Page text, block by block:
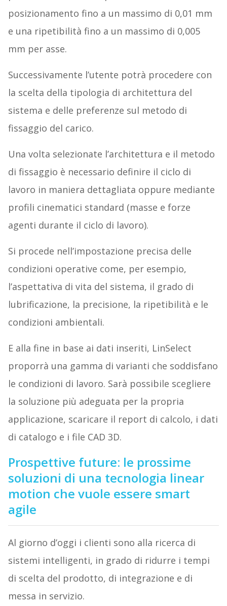
posizionamento fino a un massimo di 0,01 mm
e una ripetibilità fino a un massimo di 0,005
mm per asse.
Successivamente l’utente potrà procedere con
la scelta della tipologia di architettura del
sistema e delle preferenze sul metodo di
fissaggio del carico.
Una volta selezionate l’architettura e il metodo
di fissaggio è necessario definire il ciclo di
lavoro in maniera dettagliata oppure mediante
profili cinematici standard (masse e forze
agenti durante il ciclo di lavoro).
Si procede nell’impostazione precisa delle
condizioni operative come, per esempio,
l’aspettativa di vita del sistema, il grado di
lubrificazione, la precisione, la ripetibilità e le
condizioni ambientali.
E alla fine in base ai dati inseriti, LinSelect
proporrà una gamma di varianti che soddisfano
le condizioni di lavoro. Sarà possibile scegliere
la soluzione più adeguata per la propria
applicazione, scaricare il report di calcolo, i dati
di catalogo e i file CAD 3D.
Prospettive future: le prossime
soluzioni di una tecnologia linear
motion che vuole essere smart
agile
Al giorno d’oggi i clienti sono alla ricerca di
sistemi intelligenti, in grado di ridurre i tempi
di scelta del prodotto, di integrazione e di
messa in servizio.